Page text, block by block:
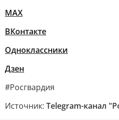
MAX
ВКонтакте
Одноклассники
Дзен
#Росгвардия
Источник: Telegram-канал